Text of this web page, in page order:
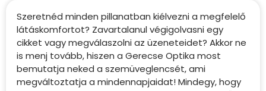
Szeretnéd minden pillanatban kiélvezni a megfelelő
látáskomfortot? Zavartalanul végigolvasni egy
cikket vagy megválaszolni az üzeneteidet? Akkor ne
is menj tovább, hiszen a Gerecse Optika most
bemutatja neked a szemüveglencsét, ami
megváltoztatja a mindennapjaidat! Mindegy, hogy